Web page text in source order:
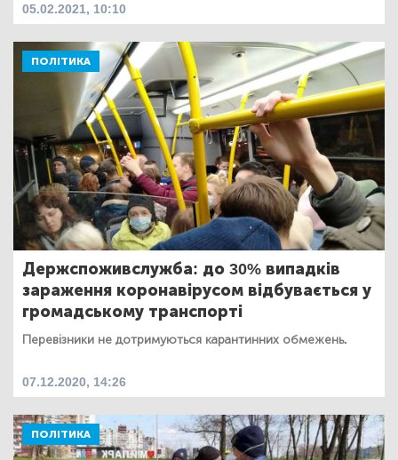
05.02.2021, 10:10
ПОЛІТИКА
Держспоживслужба: до 30% випадків
зараження коронавірусом відбувається у
громадському транспорті
Перевізники не дотримуються карантинних обмежень.
07.12.2020, 14:26
ПОЛІТИКА